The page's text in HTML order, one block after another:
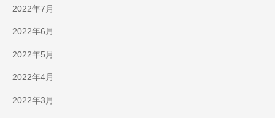
2022年7月
2022年6月
2022年5月
2022年4月
2022年3月